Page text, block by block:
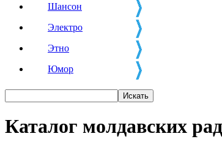
Шансон
Электро
Этно
Юмор
Каталог молдавских